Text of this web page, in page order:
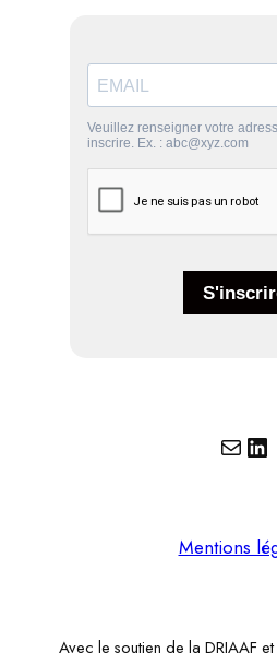
E-mail
Mentions
Avec le soutien de la DRIAAF